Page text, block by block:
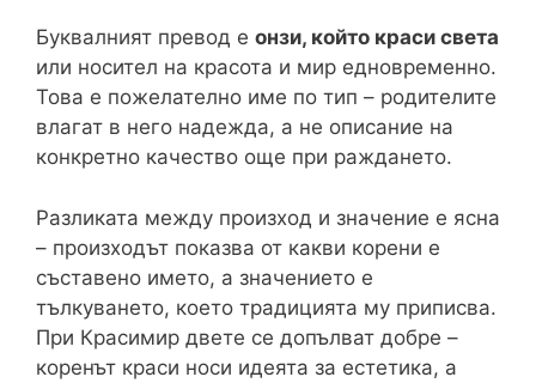
Буквалният превод е онзи, който краси света
или носител на красота и мир едновременно.
Това е пожелателно име по тип – родителите
влагат в него надежда, а не описание на
конкретно качество още при раждането.
Разликата между произход и значение е ясна
– произходът показва от какви корени е
съставено името, а значението е
тълкуването, което традицията му приписва.
При Красимир двете се допълват добре –
коренът краси носи идеята за естетика, а